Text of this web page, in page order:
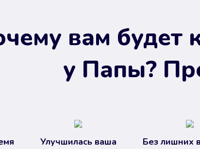
вам будет
у Папы?
Улучшилась ваша
Без лишних